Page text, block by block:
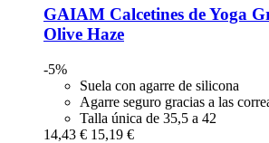
GAIAM Calcetines de Yoga
Olive Haze
-5%
Suela con agarre de silicona
Agarre seguro gracias a las
Talla única de 35,5 a 42
14,43 € 15,19 €